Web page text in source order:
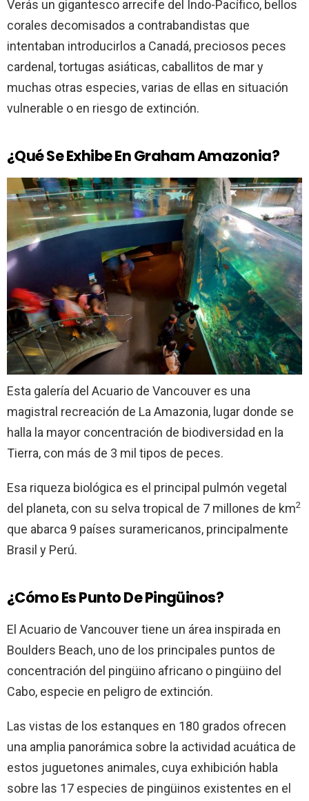
Verás un gigantesco arrecife del Indo-Pacífico, bellos
corales decomisados a contrabandistas que
intentaban introducirlos a Canadá, preciosos peces
cardenal, tortugas asiáticas, caballitos de mar y
muchas otras especies, varias de ellas en situación
vulnerable o en riesgo de extinción.
¿Qué Se Exhibe En Graham Amazonia?
Esta galería del Acuario de Vancouver es una
magistral recreación de La Amazonia, lugar donde se
halla la mayor concentración de biodiversidad en la
Tierra, con más de 3 mil tipos de peces.
Esa riqueza biológica es el principal pulmón vegetal
del planeta, con su selva tropical de 7 millones de km2
que abarca 9 países suramericanos, principalmente
Brasil y Perú.
¿Cómo Es Punto De Pingüinos?
El Acuario de Vancouver tiene un área inspirada en
Boulders Beach, uno de los principales puntos de
concentración del pingüino africano o pingüino del
Cabo, especie en peligro de extinción.
Las vistas de los estanques en 180 grados ofrecen
una amplia panorámica sobre la actividad acuática de
estos juguetones animales, cuya exhibición habla
sobre las 17 especies de pingüinos existentes en el